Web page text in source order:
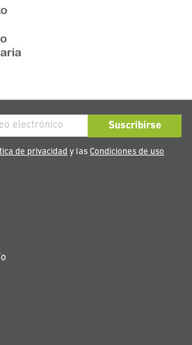
Suscribirse
de privacidad y lasCondiciones de uso